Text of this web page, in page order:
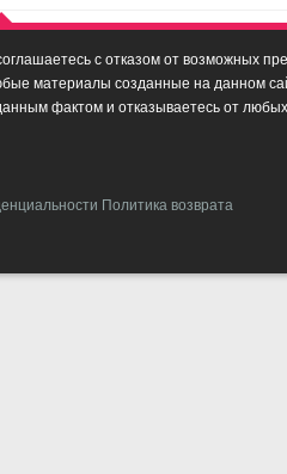
с отказом от возможных
материалы созданные на данном
фактом и отказываетесь от
Политика возврата